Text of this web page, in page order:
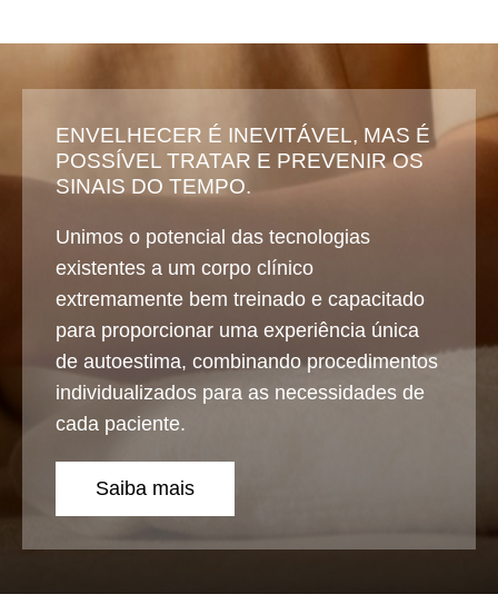
ENVELHECER É INEVITÁVEL, MAS É
POSSÍVEL TRATAR E PREVENIR OS
SINAIS DO TEMPO.
Unimos o potencial das tecnologias
existentes a um corpo clínico
extremamente bem treinado e capacitado
para proporcionar uma experiência única
de autoestima, combinando procedimentos
individualizados para as necessidades de
cada paciente.
Saiba mais